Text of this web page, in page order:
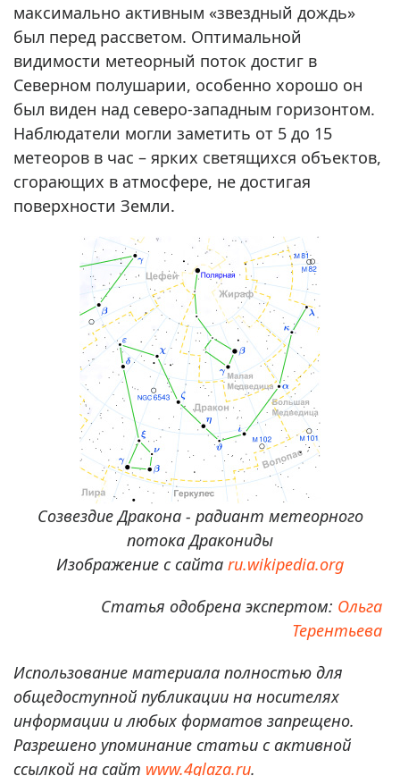
максимально активным «звездный дождь»
был перед рассветом. Оптимальной
видимости метеорный поток достиг в
Северном полушарии, особенно хорошо он
был виден над северо-западным горизонтом.
Наблюдатели могли заметить от 5 до 15
метеоров в час – ярких светящихся объектов,
сгорающих в атмосфере, не достигая
поверхности Земли.
Созвездие Дракона - радиант метеорного
потока Дракониды
Изображение с сайта ru.wikipedia.org
Статья одобрена экспертом: Ольга
Терентьева
Использование материала полностью для
общедоступной публикации на носителях
информации и любых форматов запрещено.
Разрешено упоминание статьи с активной
ссылкой на сайт www.4glaza.ru.